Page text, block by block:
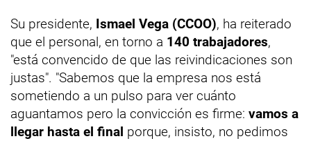
Su presidente, Ismael Vega (CCOO), ha reiterado
que el personal, en torno a 140 trabajadores,
"está convencido de que las reivindicaciones son
justas". "Sabemos que la empresa nos está
sometiendo a un pulso para ver cuánto
aguantamos pero la convicción es firme: vamos a
llegar hasta el final porque, insisto, no pedimos